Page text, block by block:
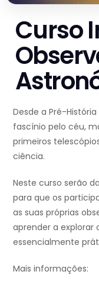
Curso
Desde a Pré-
fascínio pelo céu,
primeiros
ciência.
Neste curso serão
para que os
as suas próprias
aprender a
essencialmente
Mais informações: